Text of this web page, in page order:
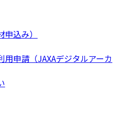
込み）
用申請（JAXAデジタルアーカ